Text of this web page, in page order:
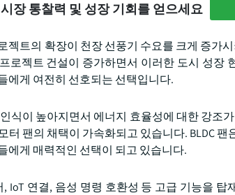
시장 통찰력 및 성장 기회를 얻으세요
젝트의 확장이 천장 선풍기 수요를 크게 증가
로젝트 건설이 증가하면서 이러한 도시 성장
에게 여전히 선호되는 선택입니다.
식이 높아지면서 에너지 효율성에 대한 강조
터 팬의 채택이 가속화되고 있습니다. BLDC
에게 매력적인 선택이 되고 있습니다.
IoT 연결, 음성 명령 호환성 등 고급 기능을